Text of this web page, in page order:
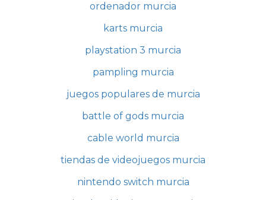
ordenador murcia
karts murcia
playstation 3 murcia
pampling murcia
juegos populares de murcia
battle of gods murcia
cable world murcia
tiendas de videojuegos murcia
nintendo switch murcia